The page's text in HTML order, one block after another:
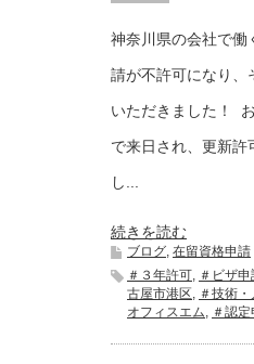
神奈川県の会社で働
請が不許可になり、
いただきました！
で来日され、更新許
し...
続きを読む
ブログ, 在留資格申請
＃３年許可, ＃ビザ申
古屋市港区, ＃技術
オフィスエム, ＃認